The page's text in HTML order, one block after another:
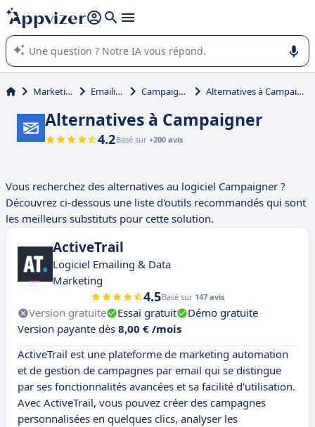
répondre (plusieurs lignes avec
L'IA de Appvizer vous guide dans l'utilisation ou la sélection de
logiciel SaaS en entreprise.
Marketing Emailing Campaigner Alternatives à Campaigner
Alternatives à Campaigner
4.2Basé sur +200 avis
Vous recherchez des alternatives au logiciel Campaigner ?
Découvrez ci-dessous une liste d'outils recommandés qui sont
les meilleurs substituts pour cette solution.
ActiveTrail
Logiciel Emailing & Data
Marketing
4.5Basé sur 147 avis
Version gratuite Essai gratuit
Démo gratuite
Version payante dès 8,00 € /mois
ActiveTrail est une plateforme de marketing automation
et de gestion de campagnes par email qui se distingue
par ses fonctionnalités avancées et sa facilité d'utilisation.
Avec ActiveTrail, vous pouvez créer des campagnes
personnalisées en quelques clics, analyser les